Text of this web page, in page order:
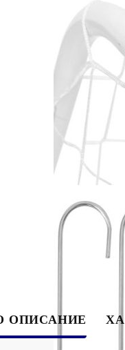
ОПИСАНИЕ